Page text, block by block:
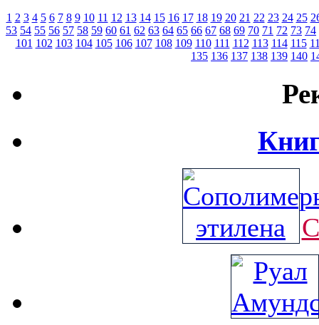
1 2 3 4 5 6 7 8 9 10 11 12 13 14 15 16 17 18 19 20 21 22 23 24 25
53 54 55 56 57 58 59 60 61 62 63 64 65 66 67 68 69 70 71 72 73 74
101 102 103 104 105 106 107 108 109 110 111 112 113 114 115
135 136 137 138 139 140